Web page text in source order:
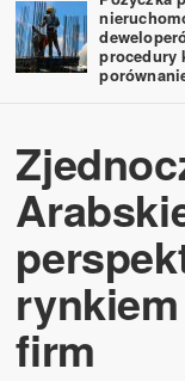
procedury
firm